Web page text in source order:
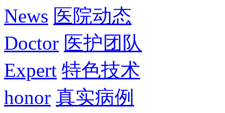
News 医院动态
Doctor 医护团队
Expert 特色技术
honor 真实病例